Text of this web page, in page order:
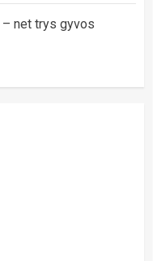
– net trys gyvos